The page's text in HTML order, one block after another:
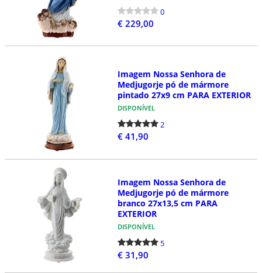
0
€ 229,00
Imagem Nossa Senhora de
Medjugorje pó de mármore
pintado 27x9 cm PARA EXTERIOR
DISPONÍVEL
2
€ 41,90
Imagem Nossa Senhora de
Medjugorje pó de mármore
branco 27x13,5 cm PARA
EXTERIOR
DISPONÍVEL
5
€ 31,90